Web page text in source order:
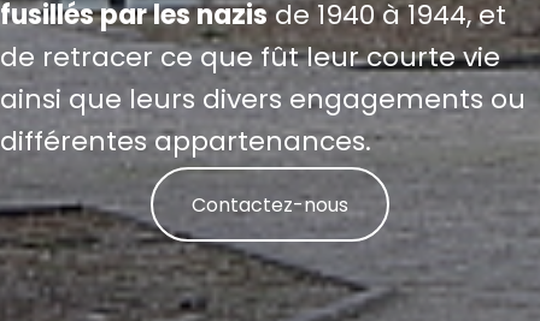
fusillés par les nazisde 1940 à 1944, et
de retracer ce que fût leur courte vie
ainsi que leurs divers engagements ou
différentes appartenances.
Contactez-nous